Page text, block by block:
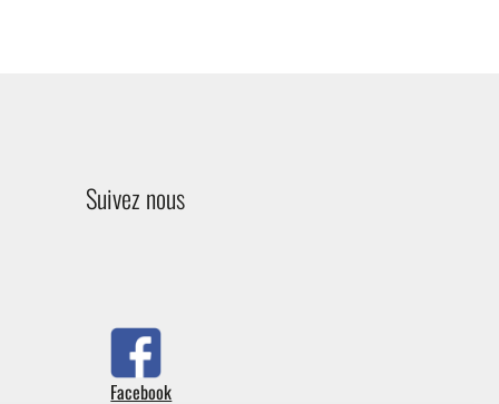
Suivez nous
Facebook